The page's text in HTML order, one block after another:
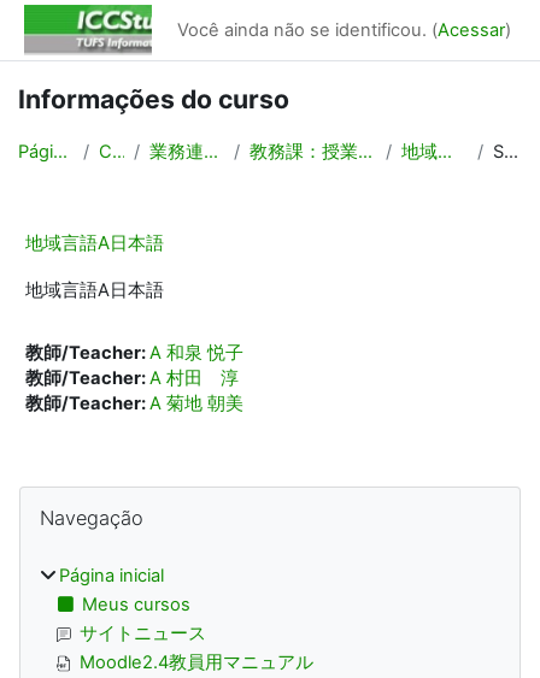
Ir para o conteúdo principal
Você ainda não se identificou. (Acessar)
Informações do curso
Página inicial Cursos 業務連絡/Backyard 教務課：授業計画，時間割作成 地域言語A日本語 Sumário
地域言語A日本語
地域言語A日本語
教師/Teacher:A 和泉 悦子
教師/Teacher:A 村田 淳
教師/Teacher:A 菊地 朝美
Blocos
Navegação
Página inicial
Meus cursos
サイトニュース
Moodle2.4教員用マニュアル